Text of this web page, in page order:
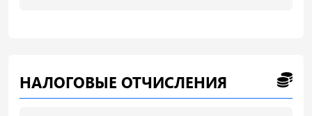
НАЛОГОВЫЕ ОТЧИСЛЕНИЯ